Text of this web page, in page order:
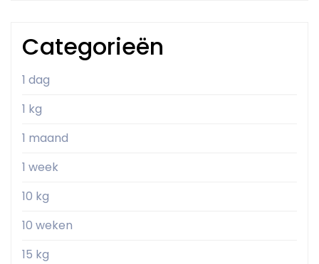
Categorieën
1 dag
1 kg
1 maand
1 week
10 kg
10 weken
15 kg